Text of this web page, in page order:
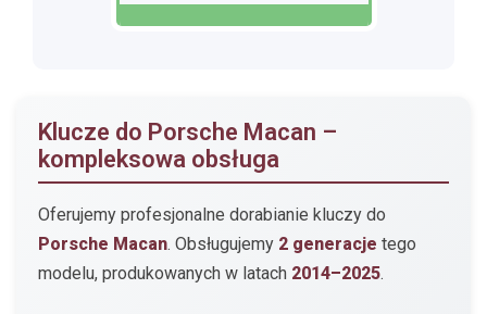
Klucze do Porsche Macan –
kompleksowa obsługa
Oferujemy profesjonalne dorabianie kluczy do
Porsche Macan. Obsługujemy 2 generacje tego
modelu, produkowanych w latach 2014–2025.